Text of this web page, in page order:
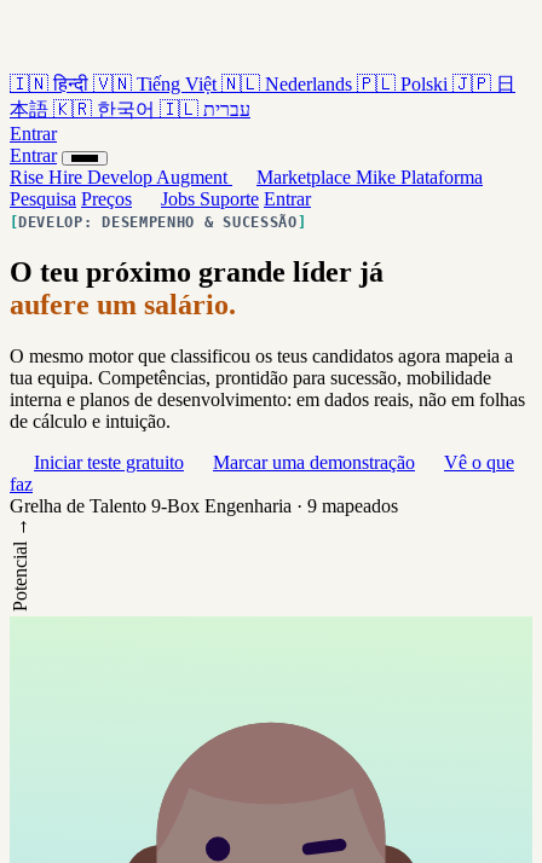
🇮🇳 हिन्दी 🇻🇳 Tiếng Việt 🇳🇱 Nederlands 🇵🇱 Polski 🇯🇵 日
本語 🇰🇷 한국어 🇮🇱 עברית
Entrar
Entrar
Rise Hire Develop Augment Marketplace Mike Plataforma
Pesquisa Preços Jobs Suporte Entrar
DEVELOP: DESEMPENHO & SUCESSÃO
O teu próximo grande líder já
aufere um salário.
O mesmo motor que classificou os teus candidatos agora mapeia a
tua equipa. Competências, prontidão para sucessão, mobilidade
interna e planos de desenvolvimento: em dados reais, não em folhas
de cálculo e intuição.
Iniciar teste gratuito
Marcar uma demonstração
Vê o que
faz
Grelha de Talento 9-Box Engenharia · 9 mapeados
Potencial →